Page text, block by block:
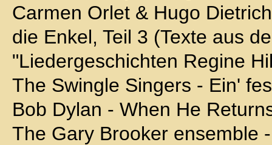
Carmen Orlet & Hugo
die Enkel, Teil 3 (Texte aus
"Liedergeschichten Regine
The Swingle Singers - Ein'
Bob Dylan - When He
The Gary Brooker ensemble